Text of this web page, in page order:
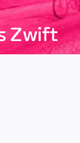
Zwift